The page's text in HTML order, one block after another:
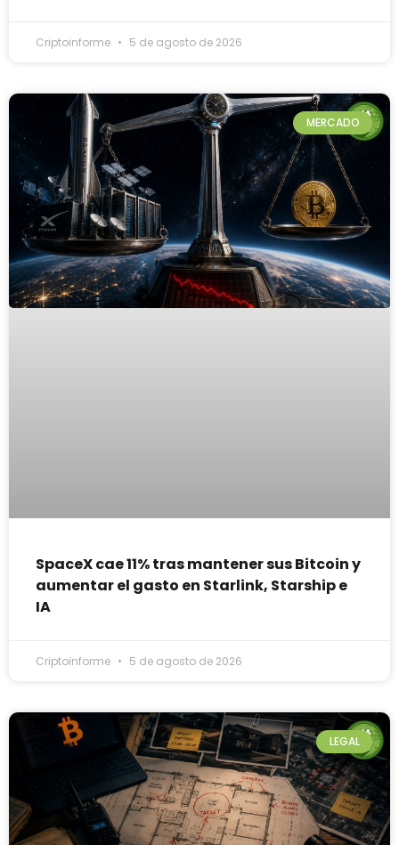
Criptoinforme 5 de agosto de 2026
MERCADO
SpaceX cae 11% tras mantener sus Bitcoin y
aumentar el gasto en Starlink, Starship e
IA
Criptoinforme 5 de agosto de 2026
LEGAL